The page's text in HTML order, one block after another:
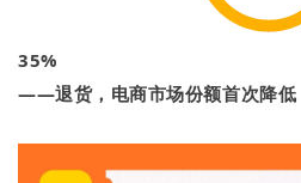
35%
——退货，电商市场份额首次降低